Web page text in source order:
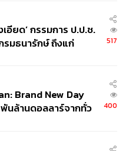
แบบช่องเงินได้ประเภทที่ 8
เพื่อหักจากรายได้นั้น สรุป
บาท
ยญคริปโตมีหลายประเภท
นได้บุคคลธรรมดา นักลงทุน
ะจำปีคือแบบ ภ.ง.ด.90
ารทำหน้าที่นายหน้าแต่ได้
รายการเงินได้ประเภทที่
เอียด’ กรรมการ ป.ป.ช.
มธนารักษ์ ถึงแก่
517
Brand New Day
พันล้านดอลลาร์จากทั่ว
400